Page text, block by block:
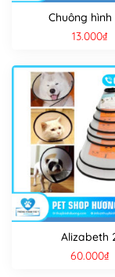
Chuông hình
13.000₫
Alizabeth
60.000₫